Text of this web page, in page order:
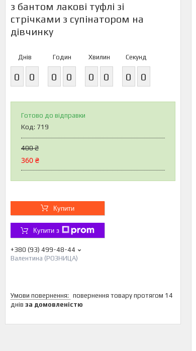
з бантом лакові туфлі зі
стрічками з супінатором на
дівчинку
Днів
0 0
Годин
0 0
Хвилин
0 0
Секунд
0 0
Готово до відправки
Код: 719
400 ₴
360 ₴
Купити
Купити з
+380 (93) 499-48-44
Валентина (РОЗНИЦА)
повернення товару протягом 14
днів за домовленістю